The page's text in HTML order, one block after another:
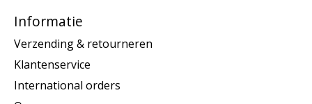
Informatie
Verzending & retourneren
Klantenservice
International orders